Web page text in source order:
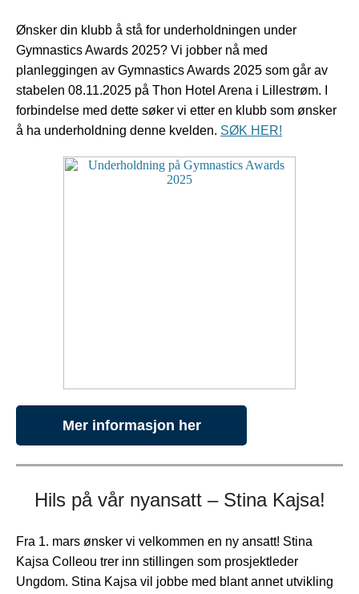
Ønsker din klubb å stå for underholdningen under
Gymnastics Awards 2025? Vi jobber nå med
planleggingen av Gymnastics Awards 2025 som går av
stabelen 08.11.2025 på Thon Hotel Arena i Lillestrøm. I
forbindelse med dette søker vi etter en klubb som ønsker
å ha underholdning denne kvelden. SØK HER!
Mer informasjon her
Hils på vår nyansatt – Stina Kajsa!
Fra 1. mars ønsker vi velkommen en ny ansatt! Stina
Kajsa Colleou trer inn stillingen som prosjektleder
Ungdom. Stina Kajsa vil jobbe med blant annet utvikling